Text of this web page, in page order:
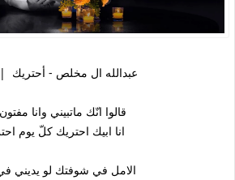
عبدالله ال مخلص - أحتريك | 2021
انا ابيك احتريك كلّ يوم
الامل في شوفتك لو يديني